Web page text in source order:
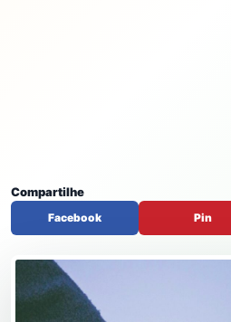
Compartilhe
Facebook Pin